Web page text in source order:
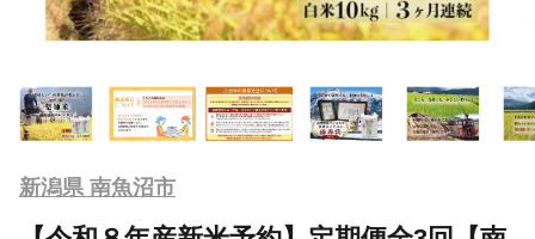
新潟県 南魚沼市